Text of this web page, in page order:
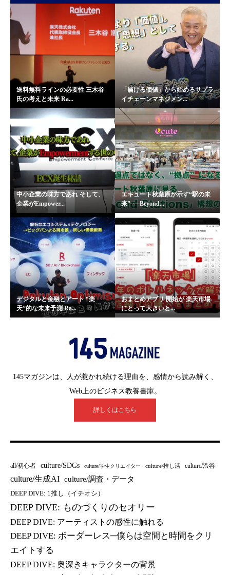
送料無料ラインの必要性 三木谷
氏の考えと未来 Ra...
「届ける価値」から始めるサプラ
イチェーンマネジメン...
中小企業の味方であれ そして、
企業がEmpower...
エキュート秋葉原が示す“駅の未
来”──Beyond...
デジタルと金融とアート “楽
天”的な未来予測 Ra...
おまとめアプリ 開始が 楽天市場
にとって大きいと...
145マガジンは、人が惹かれ続ける理由を、感情から読み解く、
Web上のビジネス教養書庫。
詳しくはこちら
all/初心者 culture/SDGs culture/学生クリエイター culture/推し活 culture/渋谷
culture/生成AI culture/調査・データ
DEEP DIVE: 1推し（イチオシ）
DEEP DIVE: ものづくりのセオリー
DEEP DIVE: アーティストの感性に触れる
DEEP DIVE: ボーダーレス─僕らは空間と時間をクリ
エイトする
DEEP DIVE: 奥深きキャラクターの背景